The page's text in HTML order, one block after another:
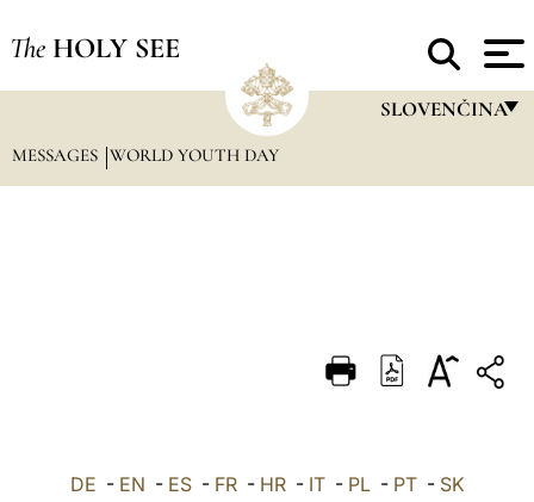
The HOLY SEE
SLOVENČINA
DEUTSCH
العربيّة
MESSAGES WORLD YOUTH DAY
DE - EN - ES- FR- HR- IT- PL- PT- SK